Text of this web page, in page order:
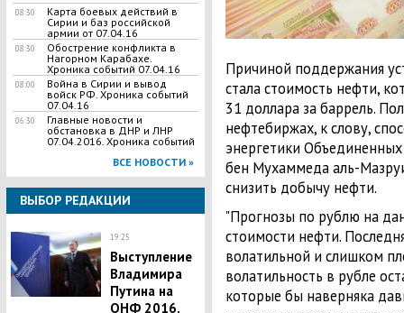
08:30
Карта боевых действий в
Сирии и баз российской
армии от 07.04.16
08:30
Обострение конфликта в
Нагорном Карабахе.
Хроника событий 07.04.16
08:00
Война в Сирии и вывод
войск РФ. Хроника событий
07.04.16
06:30
Главные новости и
обстановка в ДНР и ЛНР
07.04.2016. Хроника событий
ВСЕ НОВОСТИ »
ВЫБОР РЕДАКЦИИ
19:25
Выступление
Владимира
Путина на
ОНФ 2016.
Причиной поддержания
стала стоимость нефти,
31 доллара за баррель.
нефтебиржах, к слову,
энергетики
бен Мухаммеда аль-
снизить добычу нефти.
"Прогнозы по рублю на
стоимости нефти.
волатильной и слишком
волатильность в рубле
которые бы наверняка